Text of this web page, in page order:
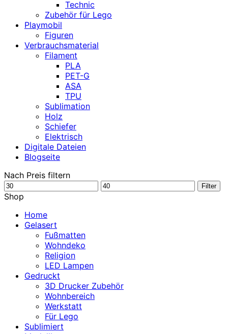
Technic
Zubehör für Lego
Playmobil
Figuren
Verbrauchsmaterial
Filament
PLA
PET-G
ASA
TPU
Sublimation
Holz
Schiefer
Elektrisch
Digitale Dateien
Blogseite
Nach Preis filtern
Min.
Preis
Max.
Filter
Shop
Home
Gelasert
Fußmatten
Wohndeko
Religion
LED Lampen
Gedruckt
3D Drucker Zubehör
Wohnbereich
Werkstatt
Für Lego
Sublimiert